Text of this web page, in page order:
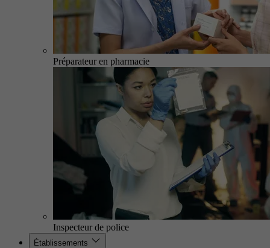
Préparateur en pharmacie
Inspecteur de police
Établissements